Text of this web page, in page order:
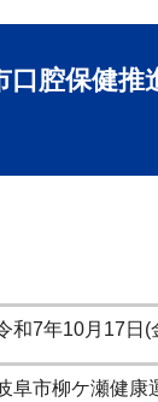
口腔保健推
和7年10月17日(
阜市柳ケ瀬健